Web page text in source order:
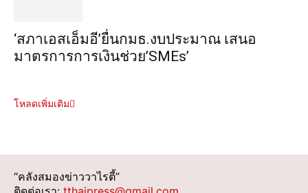
‘สภาเอสเอ็มอี’ยื่นกมธ.งบประมาณ เสนอ
มาตรการการเงินช่วย’SMEs’
โหลดเพิ่มเติม
“คลังสมองข่าววาไรตี้”